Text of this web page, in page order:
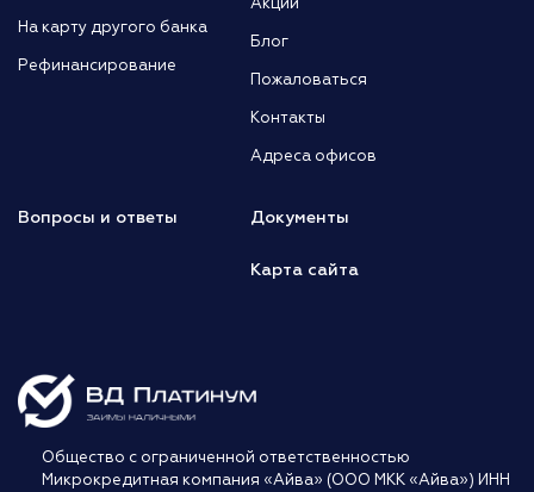
На карту другого банка
Рефинансирование
Блог
Пожаловаться
Контакты
Адреса офисов
Вопросы и ответы Документы
Карта сайта
Общество с ограниченной ответственностью
Микрокредитная компания «Айва» (ООО МКК «Айва») ИНН